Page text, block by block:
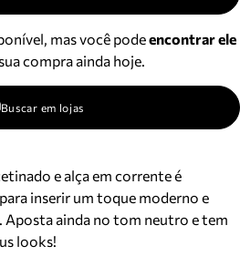
mas você podeencontrar ele
compra ainda hoje.
Buscar em lojas
e alça em corrente é
inserir um toque moderno e
Aposta ainda no tom neutro e tem
looks!